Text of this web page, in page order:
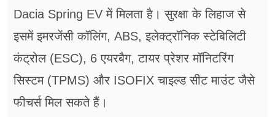
Dacia Spring EV में मिलता है। सुरक्षा के लिहाज से
इसमें इमरजेंसी कॉलिंग, ABS, इलेक्ट्रॉनिक स्टेबिलिटी
कंट्रोल (ESC), 6 एयरबैग, टायर प्रेशर मॉनिटरिंग
सिस्टम (TPMS) और ISOFIX चाइल्ड सीट माउंट जैसे
फीचर्स मिल सकते हैं।